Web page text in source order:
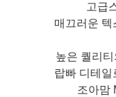
고급
매끄러운 텍
높은 퀄리
랍빠 디테일
조아맘